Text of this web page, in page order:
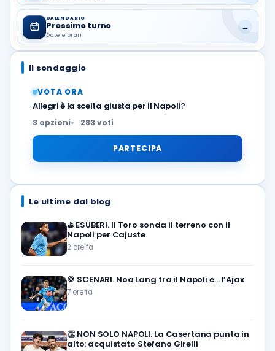
CALENDARIO
Prossimo turno
Date e orari
→
Il sondaggio
VOTA ORA
Allegri è la scelta giusta per il Napoli?
3 opzioni 283 voti
PARTECIPA
Le ultime dal blog
⛳ ESUBERI. Il Toro sonda il terreno con il
Napoli per Cajuste
2 ore fa
💢 SCENARI. Noa Lang tra il Napoli e… l’Ajax
7 ore fa
👏 NON SOLO NAPOLI. La Casertana punta in
alto: acquistato Stefano Girelli